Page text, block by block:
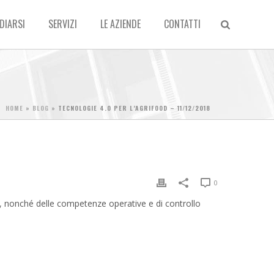
SERVIZI LE AZIENDE CONTATTI
HOME » BLOG » TECNOLOGIE 4.0 PER L’AGRIFOOD – 11/12/2018
0
delle competenze operative e di controllo